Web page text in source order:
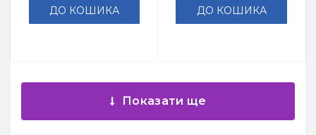
ДО КОШИКА ДО КОШИКА
Показати ще